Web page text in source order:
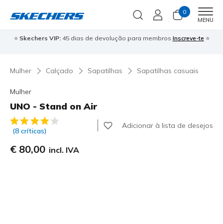
0
MENU
⭐ Skechers VIP:45 dias de devolução para membros Inscreve-te ⭐
Mulher Calçado Sapatilhas Sapatilhas casuais
Mulher
UNO - Stand on Air
4$6 de 5 – Classificação do cliente
(8 críticas)
Adicionar à lista de desejos
€ 80,00 incl. IVA